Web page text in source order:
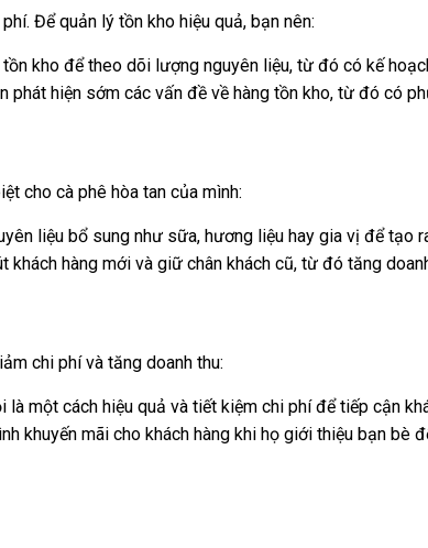
Để quản lý tồn kho hiệu quả, bạn nên:
kho để theo dõi lượng nguyên liệu, từ đó có kế
phát hiện sớm các vấn đề về hàng tồn kho, từ đó có
cho cà phê hòa tan của mình:
liệu bổ sung như sữa, hương liệu hay gia vị để tạo
khách hàng mới và giữ chân khách cũ, từ đó tăng
chi phí và tăng doanh thu:
là một cách hiệu quả và tiết kiệm chi phí để tiếp cận
khuyến mãi cho khách hàng khi họ giới thiệu bạn bè